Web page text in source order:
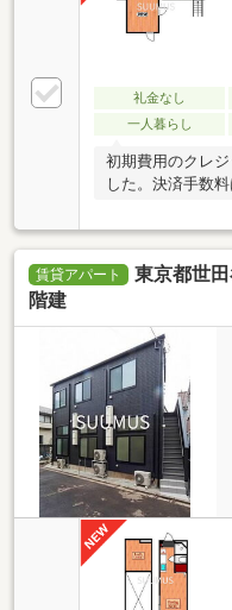
礼金なし
一人暮らし
初期費用のクレ
した。決済手数
賃貸アパート
東京都世
階建